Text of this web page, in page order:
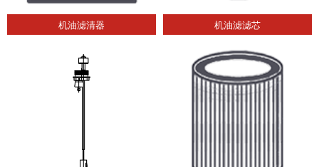
机油滤清器 机油滤滤芯